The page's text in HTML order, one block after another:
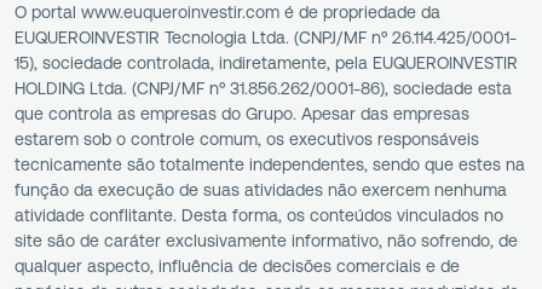
O portal www.euqueroinvestir.com é de propriedade da
EUQUEROINVESTIR Tecnologia Ltda. (CNPJ/MF nº 26.114.425/0001-
15), sociedade controlada, indiretamente, pela EUQUEROINVESTIR
HOLDING Ltda. (CNPJ/MF nº 31.856.262/0001-86), sociedade esta
que controla as empresas do Grupo. Apesar das empresas
estarem sob o controle comum, os executivos responsáveis
tecnicamente são totalmente independentes, sendo que estes na
função da execução de suas atividades não exercem nenhuma
atividade conflitante. Desta forma, os conteúdos vinculados no
site são de caráter exclusivamente informativo, não sofrendo, de
qualquer aspecto, influência de decisões comerciais e de